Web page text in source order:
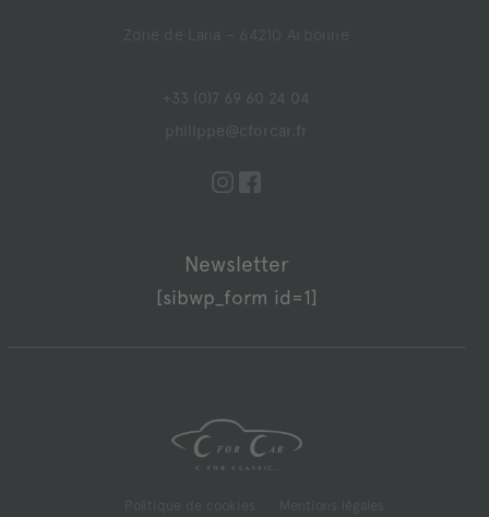
Zone de Lana – 64210 Arbonne
+33 (0)7 69 60 24 04
philippe@cforcar.fr
Newsletter
[sibwp_form id=1]